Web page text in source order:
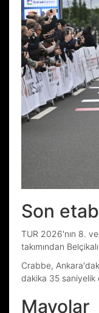
Son
TUR 2026'nın 8.
takımından
Crabbe,
dakika 35 saniyelik
Mayolar